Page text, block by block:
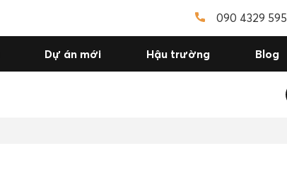
090 4329 595
Dự án mới Hậu trường Blog